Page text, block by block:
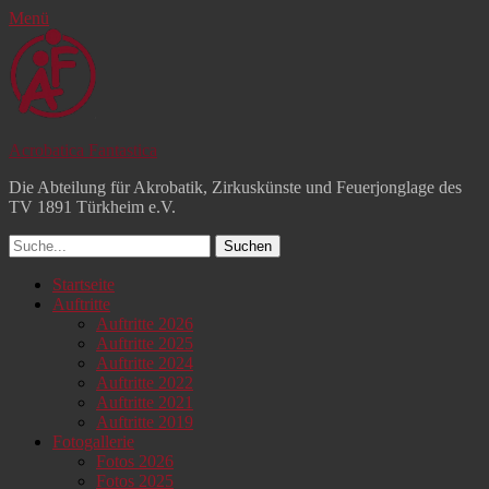
Menü
Acrobatica Fantastica
Die Abteilung für Akrobatik, Zirkuskünste und Feuerjonglage des
TV 1891 Türkheim e.V.
Suchen
nach:
Primäres
Menü
Zum
Inhalt
Startseite
Auftritte
Auftritte 2026
Auftritte 2025
Auftritte 2024
Auftritte 2022
Auftritte 2021
Auftritte 2019
Fotogallerie
Fotos 2026
Fotos 2025